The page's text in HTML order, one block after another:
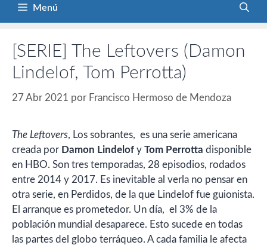
Menú
[SERIE] The Leftovers (Damon
Lindelof, Tom Perrotta)
27 Abr 2021 por Francisco Hermoso de Mendoza
The Leftovers, Los sobrantes, es una serie americana
creada por Damon Lindelof y Tom Perrotta disponible
en HBO. Son tres temporadas, 28 episodios, rodados
entre 2014 y 2017. Es inevitable al verla no pensar en
otra serie, en Perdidos, de la que Lindelof fue guionista.
El arranque es prometedor. Un día, el 3% de la
población mundial desaparece. Esto sucede en todas
las partes del globo terráqueo. A cada familia le afecta